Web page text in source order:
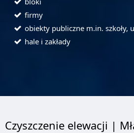
firmy
obiekty publiczne m.in. szkoły,
hale i zakłady
Czyszczenie elewacji |